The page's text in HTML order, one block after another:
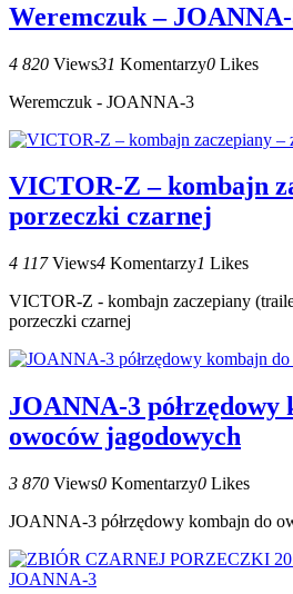
Weremczuk –
4 820 Views31 Komentarzy0 Likes
Weremczuk - JOANNA-3
VICTOR-Z – kombajn
porzeczki czarnej
4 117 Views4 Komentarzy1 Likes
VICTOR-Z - kombajn zaczepiany
porzeczki czarnej
JOANNA-3 półrzędowy
owoców jagodowych
3 870 Views0 Komentarzy0 Likes
JOANNA-3 półrzędowy kombajn do